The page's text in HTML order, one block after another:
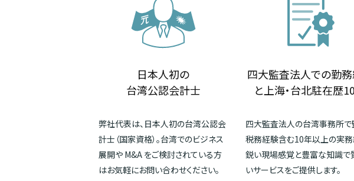
日本人初の
台湾公認会計士
弊社代表は、日本人初の台湾公認会
計士（国家資格）。台湾でのビジネス
展開や M&A をご検討されている方
はお気軽にお問い合わせください。
四大監査法人での勤
と上海・台北駐在歴
四大監査法人の台湾事務所で
税務経験含む10年以上の実務
鋭い現場感覚と豊富な知識で
いサービスをご提供します。